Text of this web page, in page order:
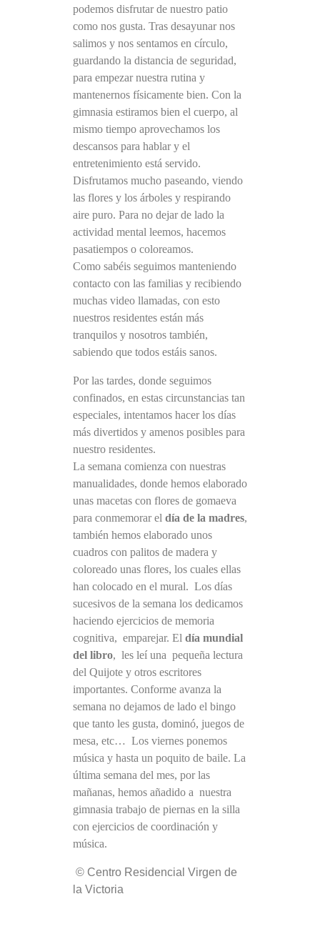
podemos disfrutar de nuestro patio
como nos gusta. Tras desayunar nos
salimos y nos sentamos en círculo,
guardando la distancia de seguridad,
para empezar nuestra rutina y
mantenernos físicamente bien. Con la
gimnasia estiramos bien el cuerpo, al
mismo tiempo aprovechamos los
descansos para hablar y el
entretenimiento está servido.
Disfrutamos mucho paseando, viendo
las flores y los árboles y respirando
aire puro. Para no dejar de lado la
actividad mental leemos, hacemos
pasatiempos o coloreamos.
Como sabéis seguimos manteniendo
contacto con las familias y recibiendo
muchas video llamadas, con esto
nuestros residentes están más
tranquilos y nosotros también,
sabiendo que todos estáis sanos.
Por las tardes, donde seguimos
confinados, en estas circunstancias tan
especiales, intentamos hacer los días
más divertidos y amenos posibles para
nuestro residentes.
La semana comienza con nuestras
manualidades, donde hemos elaborado
unas macetas con flores de gomaeva
para conmemorar el día de la madres,
también hemos elaborado unos
cuadros con palitos de madera y
coloreado unas flores, los cuales ellas
han colocado en el mural. Los días
sucesivos de la semana los dedicamos
haciendo ejercicios de memoria
cognitiva, emparejar. El día mundial
del libro, les leí una pequeña lectura
del Quijote y otros escritores
importantes. Conforme avanza la
semana no dejamos de lado el bingo
que tanto les gusta, dominó, juegos de
mesa, etc… Los viernes ponemos
música y hasta un poquito de baile. La
última semana del mes, por las
mañanas, hemos añadido a nuestra
gimnasia trabajo de piernas en la silla
con ejercicios de coordinación y
música.
© Centro Residencial Virgen de
la Victoria